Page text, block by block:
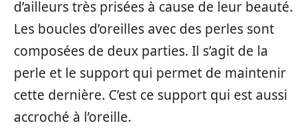
d’ailleurs très prisées à cause de leur beauté.
Les boucles d’oreilles avec des perles sont
composées de deux parties. Il s’agit de la
perle et le support qui permet de maintenir
cette dernière. C’est ce support qui est aussi
accroché à l’oreille.